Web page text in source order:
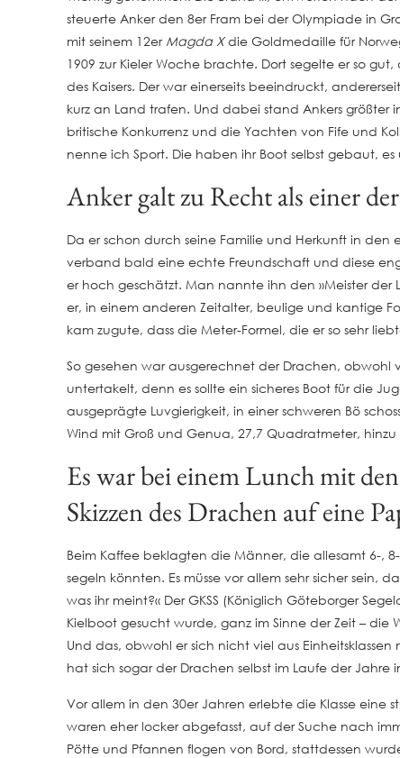
steuerte Anker den 8er Fram bei der Olympiade in
mit seinem 12er Magda Xdie Goldmedaille für
1909 zur Kieler Woche brachte. Dort segelte er so
des Kaisers. Der war einerseits beeindruckt,
kurz an Land trafen. Und dabei stand Ankers
britische Konkurrenz und die Yachten von Fife und
nenne ich Sport. Die haben ihr Boot selbst gebaut,
Anker galt zu Recht als einer
Da er schon durch seine Familie und Herkunft in
verband bald eine echte Freundschaft und diese
er hoch geschätzt. Man nannte ihn den »Meister der
er, in einem anderen Zeitalter, beulige und kantige
kam zugute, dass die Meter-Formel, die er so sehr
So gesehen war ausgerechnet der Drachen, obwohl
untertakelt, denn es sollte ein sicheres Boot für die
ausgeprägte Luvgierigkeit, in einer schweren Bö
Wind mit Groß und Genua, 27,7 Quadratmeter,
Es war bei einem Lunch mit
Skizzen des Drachen auf eine
Beim Kaffee beklagten die Männer, die allesamt 6-,
segeln könnten. Es müsse vor allem sehr sicher sein,
was ihr meint?« Der GKSS (Königlich Göteborger
Kielboot gesucht wurde, ganz im Sinne der Zeit –
Und das, obwohl er sich nicht viel aus
hat sich sogar der Drachen selbst im Laufe der Jahre
Vor allem in den 30er Jahren erlebte die Klasse eine
waren eher locker abgefasst, auf der Suche nach
Pötte und Pfannen flogen von Bord, stattdessen